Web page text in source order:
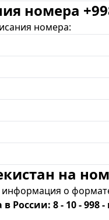
номера
номера:
на
о
России: 8 - 10 - 998